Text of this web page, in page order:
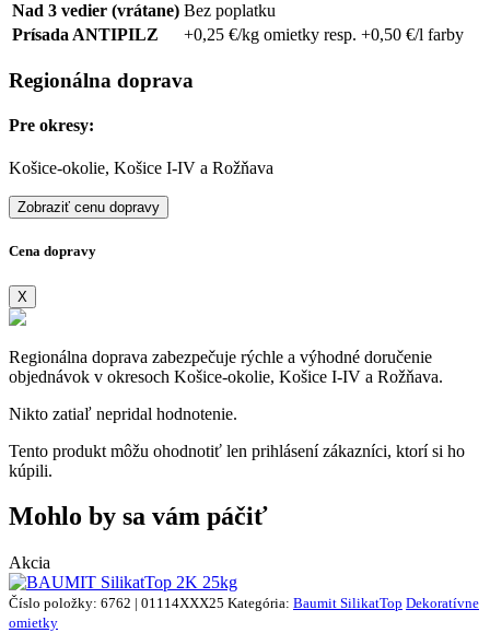
Nad 3 vedier (vrátane) Bez poplatku
Prísada ANTIPILZ
+0,25 €/kg omietky resp. +0,50 €/l farby
Regionálna doprava
Pre okresy:
Košice-okolie, Košice I-IV a Rožňava
Zobraziť cenu dopravy
Cena dopravy
X
Regionálna doprava zabezpečuje rýchle a výhodné doručenie
objednávok v okresoch Košice-okolie, Košice I-IV a Rožňava.
Nikto zatiaľ nepridal hodnotenie.
Tento produkt môžu ohodnotiť len prihlásení zákazníci, ktorí si ho
kúpili.
Mohlo by sa vám páčiť
Akcia
Číslo položky: 6762 | 01114XXX25 Kategória: Baumit SilikatTop Dekoratívne
omietky